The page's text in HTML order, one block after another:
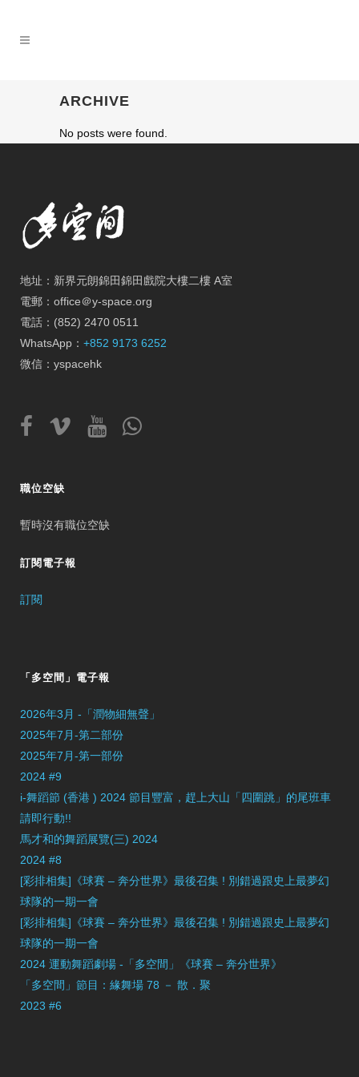
ARCHIVE
No posts were found.
地址：新界元朗錦田錦田戲院大樓二樓 A室
電郵：office＠y-space.org
電話：(852) 2470 0511
WhatsApp： +852 9173 6252
微信：yspacehk
職位空缺
暫時沒有職位空缺
訂閱電子報
訂閱
「多空間」電子報
2026年3月 -「潤物細無聲」
2025年7月-第二部份
2025年7月-第一部份
2024 #9
i-舞蹈節 (香港 ) 2024 節目豐富，趕上大山「四圍跳」的尾班車
請即行動!!
馬才和的舞蹈展覽(三) 2024
2024 #8
[彩排相集]《球賽 – 奔分世界》最後召集 ! 別錯過跟史上最夢幻
球隊的一期一會
[彩排相集]《球賽 – 奔分世界》最後召集 ! 別錯過跟史上最夢幻
球隊的一期一會
2024 運動舞蹈劇場 -「多空間」《球賽 – 奔分世界》
「多空間」節目：緣舞場 78 － 散．聚
2023 #6